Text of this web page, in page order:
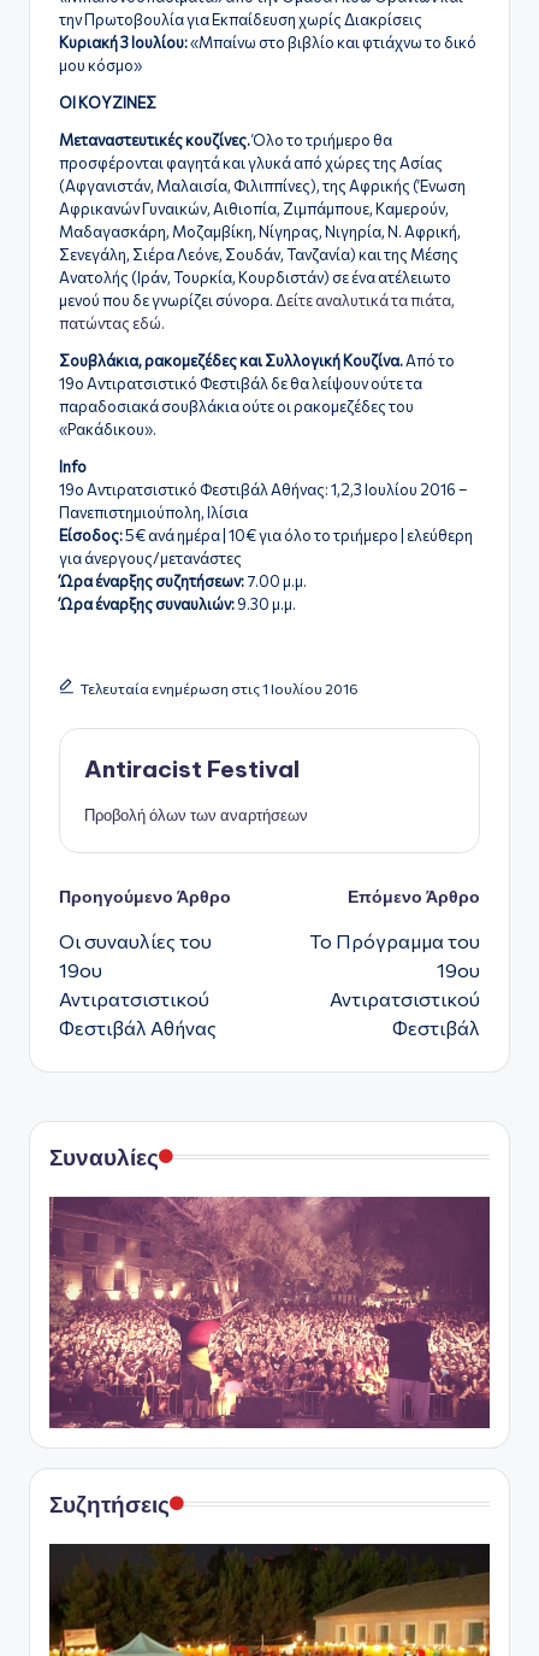
την Πρωτοβουλία για Εκπαίδευση χωρίς Διακρίσεις
Κυριακή 3 Ιουλίου:«Μπαίνω στο βιβλίο και φτιάχνω το δικό
μου κόσμο»
ΟΙ ΚΟΥΖΙΝΕΣ
Μεταναστευτικές κουζίνες.Όλο το τριήμερο θα
προσφέρονται φαγητά και γλυκά από χώρες της Ασίας
(Αφγανιστάν, Μαλαισία, Φιλιππίνες), της Αφρικής (Ένωση
Αφρικανών Γυναικών, Αιθιοπία, Ζιμπάμπουε, Καμερούν,
Μαδαγασκάρη, Μοζαμβίκη, Νίγηρας, Νιγηρία, Ν. Αφρική,
Σενεγάλη, Σιέρα Λεόνε, Σουδάν, Τανζανία) και της Μέσης
Ανατολής (Ιράν, Τουρκία, Κουρδιστάν) σε ένα ατέλειωτο
μενού που δε γνωρίζει σύνορα.Δείτε αναλυτικά τα πιάτα,
πατώντας εδώ.
Σουβλάκια, ρακομεζέδες και Συλλογική Κουζίνα.Από το
19ο Αντιρατσιστικό Φεστιβάλ δε θα λείψουν ούτε τα
παραδοσιακά σουβλάκια ούτε οι ρακομεζέδες του
«Ρακάδικου».
Info
19ο Αντιρατσιστικό Φεστιβάλ Αθήνας: 1,2,3 Ιουλίου 2016 –
Πανεπιστημιούπολη, Ιλίσια
Είσοδος:5€ ανά ημέρα | 10€ για όλο το τριήμερο | ελεύθερη
για άνεργους/μετανάστες
Ώρα έναρξης συζητήσεων:7.00 μ.μ.
Ώρα έναρξης συναυλιών:9.30 μ.μ.
Τελευταία ενημέρωση στις 1 Ιουλίου 2016
Antiracist Festival
Προβολή όλων των αναρτήσεων
Πλοήγηση
δημοσιεύσεων
Προηγούμενο Άρθρο
Οι συναυλίες του
19ου
Αντιρατσιστικού
Φεστιβάλ Αθήνας
Επόμενο Άρθρο
Το Πρόγραμμα του
19ου
Αντιρατσιστικού
Φεστιβάλ
Συναυλίες
Συζητήσεις